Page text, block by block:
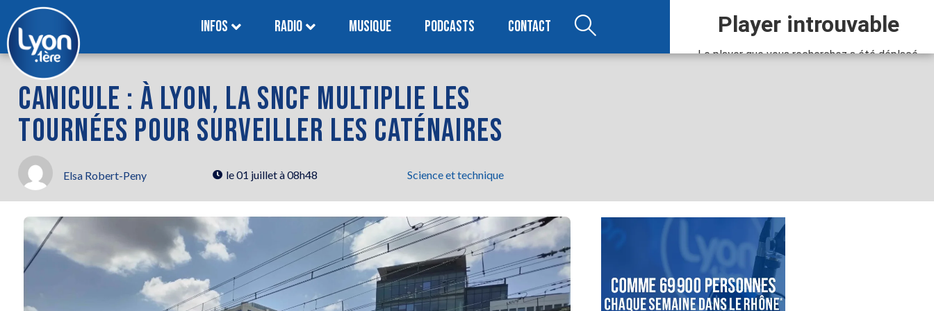
INFOS RADIO MUSIQUE PODCASTS CONTACT
CANICULE : À LYON, LA SNCF MULTIPLIE LES
TOURNÉES POUR SURVEILLER LES CATÉNAIRES
Elsa Robert-Peny le01 juillet à 08h48 Science et technique